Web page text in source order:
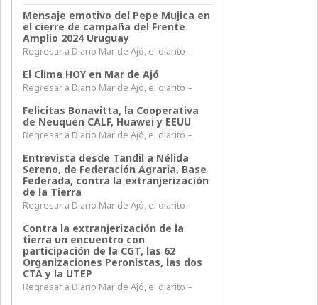
Mensaje emotivo del Pepe Mujica en
el cierre de campaña del Frente
Amplio 2024 Uruguay
Regresar a Diario Mar de Ajó, el diarito –
El Clima HOY en Mar de Ajó
Regresar a Diario Mar de Ajó, el diarito –
Felicitas Bonavitta, la Cooperativa
de Neuquén CALF, Huawei y EEUU
Regresar a Diario Mar de Ajó, el diarito –
Entrevista desde Tandil a Nélida
Sereno, de Federación Agraria, Base
Federada, contra la extranjerización
de la Tierra
Regresar a Diario Mar de Ajó, el diarito –
Contra la extranjerización de la
tierra un encuentro con
participación de la CGT, las 62
Organizaciones Peronistas, las dos
CTA y la UTEP
Regresar a Diario Mar de Ajó, el diarito –